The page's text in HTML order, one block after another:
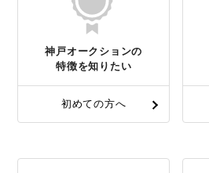
神戸オークションの
特徴を知りたい
初めての方へ